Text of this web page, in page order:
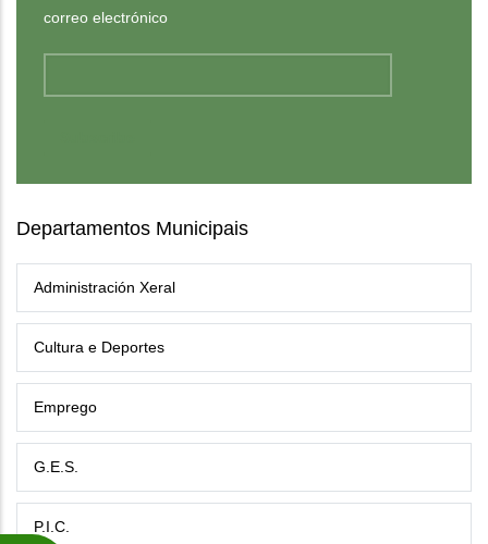
correo electrónico
Departamentos Municipais
Administración Xeral
Cultura e Deportes
Emprego
G.E.S.
P.I.C.